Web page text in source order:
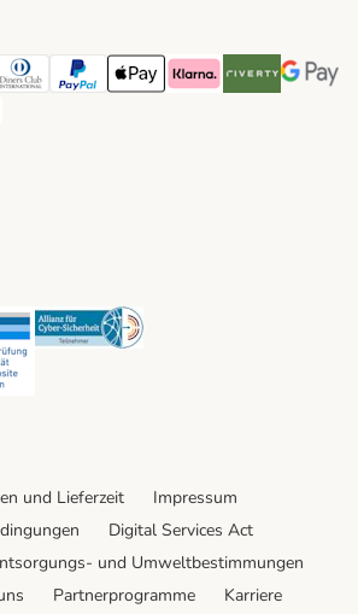
Method
Express Payment Method
Club Payment Method
PayPal Payment Method
Apple Pay Payment Method
Klarna Payment Method
Riverty Payment
Google
Method
Security Security
und Lieferzeit
Impressum
Digital Services Act
und Umweltbestimmungen
Partnerprogramme Karriere